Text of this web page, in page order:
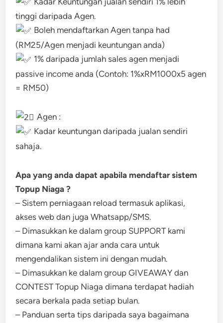
tinggi daripada Agen.
Boleh mendaftarkan Agen tanpa had
(RM25/Agen menjadi keuntungan anda)
1% daripada jumlah sales agen menjadi
passive income anda (Contoh: 1%xRM1000x5 agen
= RM50)
Agen :
Kadar keuntungan daripada jualan sendiri
sahaja.
Apa yang anda dapat apabila mendaftar sistem
Topup Niaga ?
– Sistem perniagaan reload termasuk aplikasi,
akses web dan juga Whatsapp/SMS.
– Dimasukkan ke dalam group SUPPORT kami
dimana kami akan ajar anda cara untuk
mengendalikan sistem ini dengan mudah.
– Dimasukkan ke dalam group GIVEAWAY dan
CONTEST Topup Niaga dimana terdapat hadiah
secara berkala pada setiap bulan.
– Panduan serta tips daripada saya bagaimana